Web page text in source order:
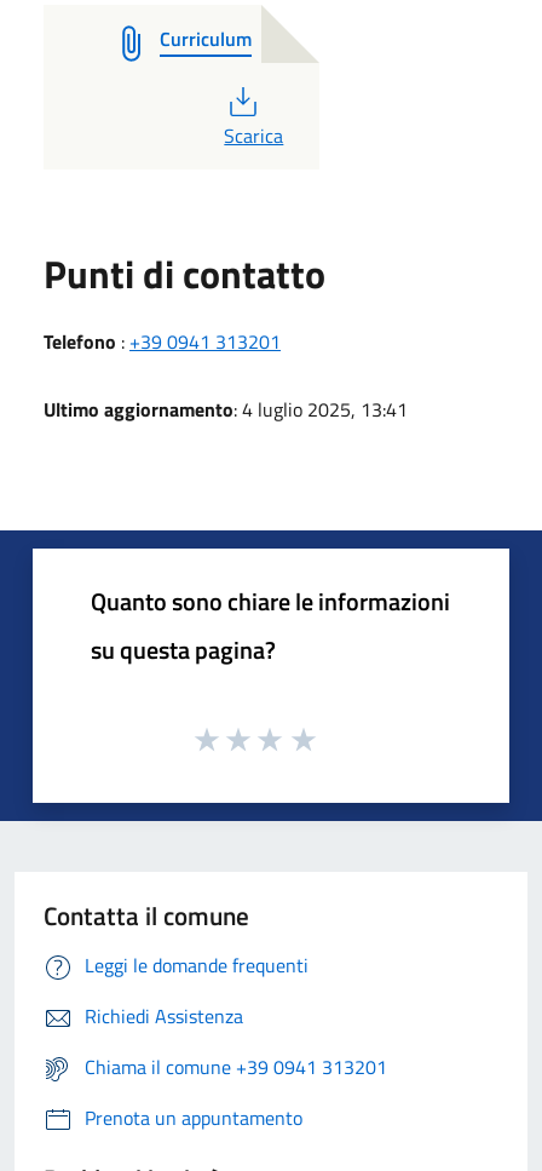
Curriculum
PDF
Scarica
Punti di contatto
Telefono : +39 0941 313201
Ultimo aggiornamento: 4 luglio 2025, 13:41
Quanto sono chiare le informazioni
su questa pagina?
Contatta il comune
Leggi le domande frequenti
Richiedi Assistenza
Chiama il comune +39 0941 313201
Prenota un appuntamento